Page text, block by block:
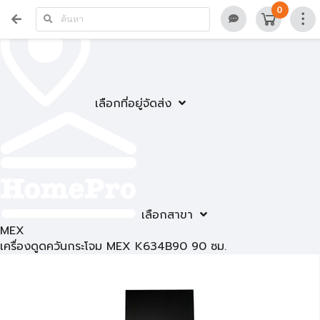
เลือกที่อยู่จัดส่ง
เลือกสาขา
0
MEX
เครื่องดูดควันกระโจม MEX K634B90 90 ซม.